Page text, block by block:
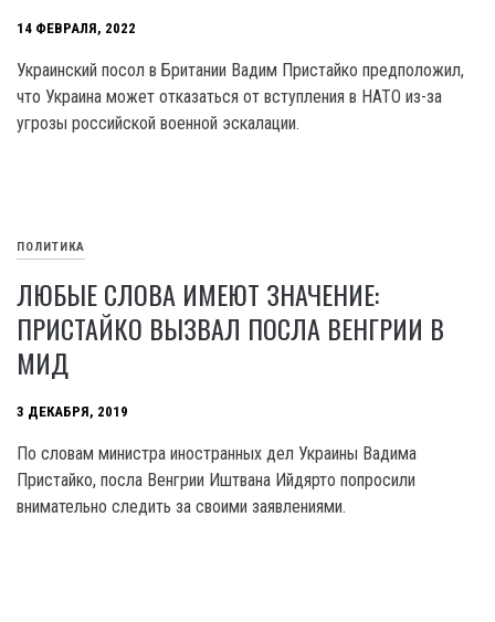
14 ФЕВРАЛЯ, 2022
Украинский посол в Британии Вадим Пристайко предположил,
что Украина может отказаться от вступления в НАТО из-за
угрозы российской военной эскалации.
ПОЛИТИКА
ЛЮБЫЕ СЛОВА ИМЕЮТ ЗНАЧЕНИЕ:
ПРИСТАЙКО ВЫЗВАЛ ПОСЛА ВЕНГРИИ В
МИД
3 ДЕКАБРЯ, 2019
По словам министра иностранных дел Украины Вадима
Пристайко, посла Венгрии Иштвана Ийдярто попросили
внимательно следить за своими заявлениями.